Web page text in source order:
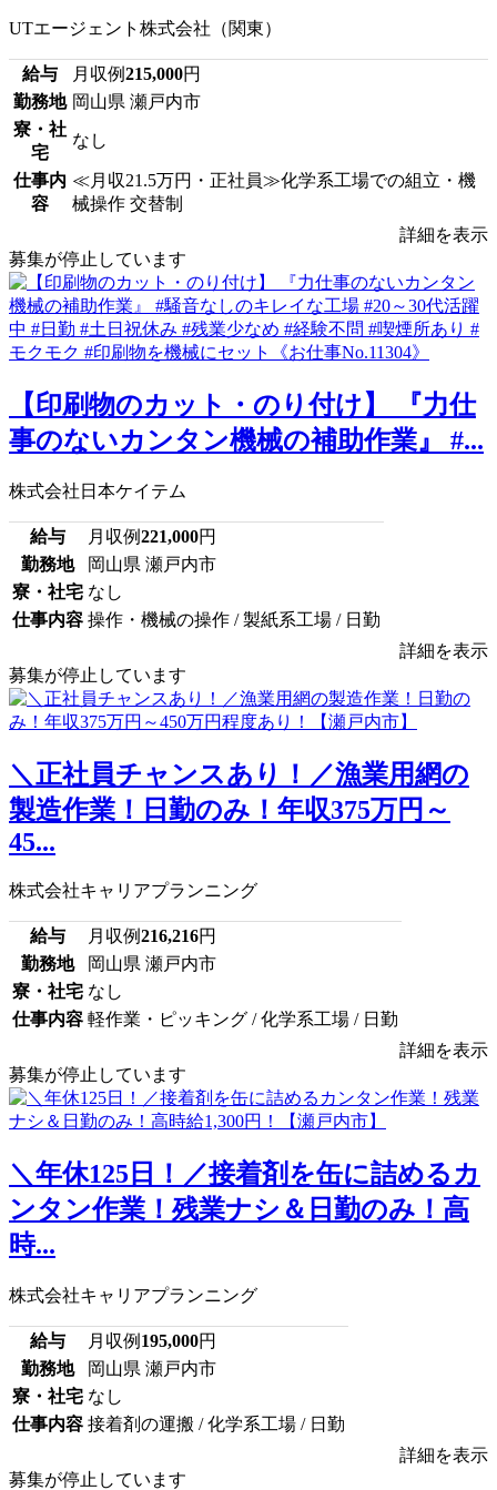
UTエージェント株式会社（関東）
給与 月収例215,000円
勤務地 岡山県 瀬戸内市
寮・社
宅
なし
仕事内
容
≪月収21.5万円・正社員≫化学系工場での組立・機
械操作 交替制
詳細を表示
募集が停止しています
【印刷物のカット・のり付け】 『力仕
事のないカンタン機械の補助作業』 #...
株式会社日本ケイテム
給与 月収例221,000円
勤務地
岡山県 瀬戸内市
寮・社宅 なし
仕事内容 操作・機械の操作 / 製紙系工場 / 日勤
詳細を表示
募集が停止しています
＼正社員チャンスあり！／漁業用網の
製造作業！日勤のみ！年収375万円～
45...
株式会社キャリアプランニング
給与 月収例216,216円
勤務地
岡山県 瀬戸内市
寮・社宅 なし
仕事内容 軽作業・ピッキング / 化学系工場 / 日勤
詳細を表示
募集が停止しています
＼年休125日！／接着剤を缶に詰めるカ
ンタン作業！残業ナシ＆日勤のみ！高
時...
株式会社キャリアプランニング
給与 月収例 195,000円
勤務地
岡山県 瀬戸内市
寮・社宅 なし
仕事内容 接着剤の運搬 / 化学系工場 / 日勤
詳細を表示
募集が停止しています